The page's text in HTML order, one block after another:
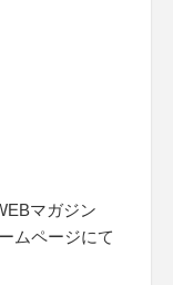
マガジン
ムページにて